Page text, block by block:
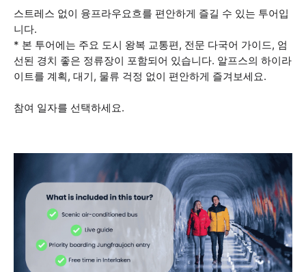
스트레스 없이 융프라우요흐를 편안하게 즐길 수 있는 투어입
니다.
* 본 투어에는 주요 도시 왕복 교통편, 전문 다국어 가이드, 엄
선된 경치 좋은 정류장이 포함되어 있습니다. 알프스의 하이라
이트를 계획, 대기, 물류 걱정 없이 편안하게 즐겨보세요.
참여 일자를 선택하세요.